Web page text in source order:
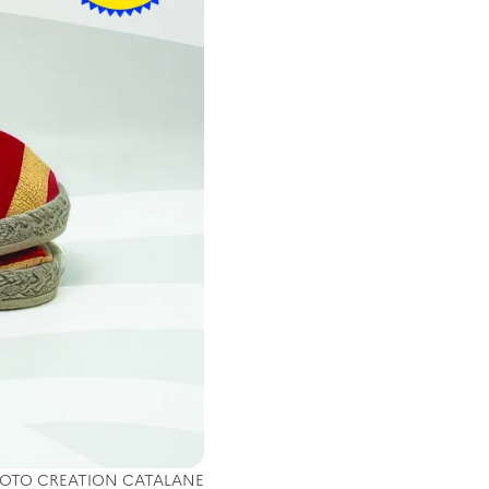
CREATION CATALANE